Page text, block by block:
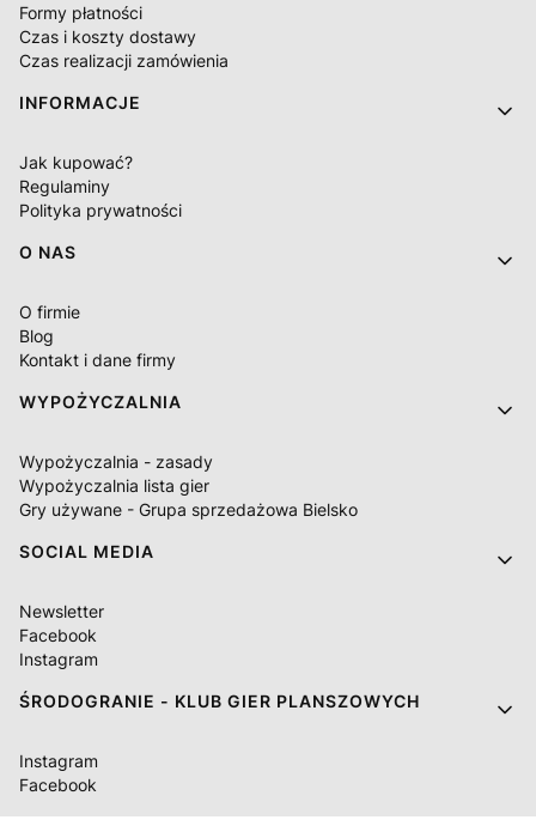
Formy płatności
Czas i koszty dostawy
Czas realizacji zamówienia
INFORMACJE
Jak kupować?
Regulaminy
Polityka prywatności
O NAS
O firmie
Blog
Kontakt i dane firmy
WYPOŻYCZALNIA
Wypożyczalnia - zasady
Wypożyczalnia lista gier
Gry używane - Grupa sprzedażowa Bielsko
SOCIAL MEDIA
Newsletter
Facebook
Instagram
ŚRODOGRANIE - KLUB GIER PLANSZOWYCH
Instagram
Facebook